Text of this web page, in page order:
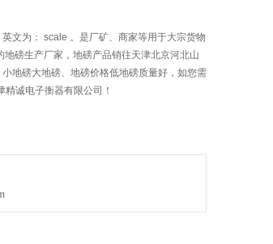
文为： scale 。是厂矿、商家等用于大宗货物
磅生产厂家，地磅产品销往天津北京河北山
地磅大地磅、地磅价格低地磅质量好，如您需
诚电子衡器有限公司！